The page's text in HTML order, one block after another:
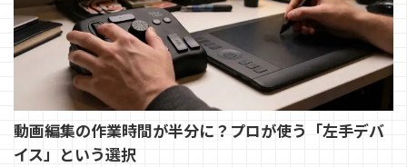
動画編集の作業時間が半分に？プロが使う「左手デバ
イス」という選択